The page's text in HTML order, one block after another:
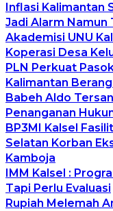
Inflasi Kalimantan
Jadi Alarm
Akademisi UNU
Koperasi Desa
PLN Perkuat
Kalimantan
Babeh Aldo
Penanganan
BP3MI Kalsel
Selatan Korban
Kamboja
IMM Kalsel :
Tapi Perlu Evaluasi
Rupiah Melemah